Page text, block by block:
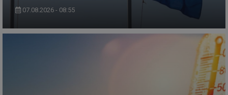
07.08.2026 - 08:55